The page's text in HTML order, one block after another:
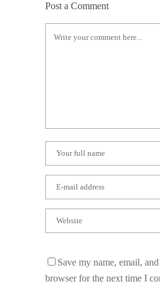
Post a Comment
Save my name, email,
browser for the next time I